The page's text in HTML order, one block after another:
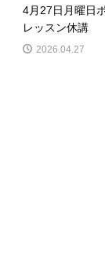
4月27日月曜日
レッスン休講
2026.04.27